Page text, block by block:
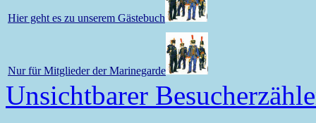
Hier geht es zu unserem Gästebuch
Nur für Mitglieder der Marinegarde
Unsichtbarer